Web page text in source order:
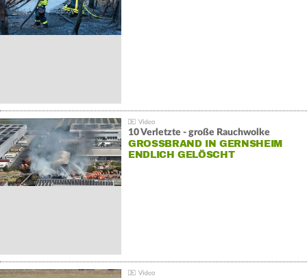
10 Verletzte - große Rauchwolke
GROSSBRAND IN GERNSHEIM E
NDLICH GELÖSCHT